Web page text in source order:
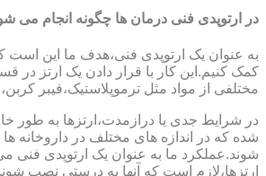
در ارتوپدی فنی درمان ها چگونه انجام می
به عنوان یک ارتوپدی فنی،هدف ما این است
کمک کنیم.این کار با قرار دادن یک ارتز در
مختلفی از مواد مثل ترموپلاستیک،فیبر
در شرایط جدی یا درازمدت،ارتزها به طور
شده که در اندازه های مختلف در
شوند.عملکرد ما به عنوان یک ارتوپدی فنی
ارتزها،لازم است که آنها به درستی نصب